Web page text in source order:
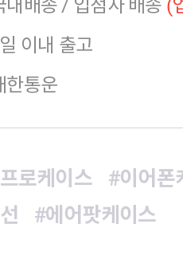
내배송 / 입점사 배송 (
이내 출고
한통운
로케이스
#이어폰
#에어팟케이스